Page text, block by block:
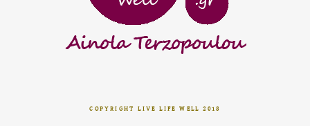
COPYRIGHT LIVE LIFE WELL 2018